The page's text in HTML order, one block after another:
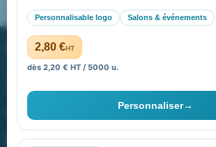
Personnalisable logo Salons & événements
2,80 €HT
dès 2,20 € HT / 5000 u.
Personnaliser→
Pourquoi ça a marché à 100% pour moi ?
PROMENOCH GOODIES
40 rue Madeleine Michelis
92 200 Neuilly